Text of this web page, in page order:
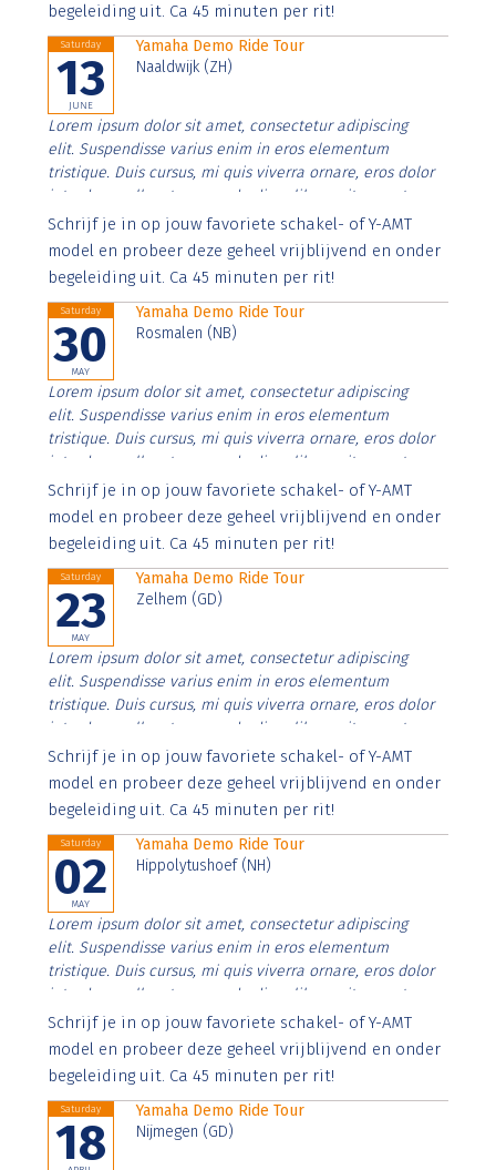
begeleiding uit. Ca 45 minuten per rit!
Saturday
13
JUNE
Yamaha Demo Ride Tour
Naaldwijk (ZH)
Lorem ipsum dolor sit amet, consectetur adipiscing
elit. Suspendisse varius enim in eros elementum
tristique. Duis cursus, mi quis viverra ornare, eros dolor
interdum nulla, ut commodo diam libero vitae erat.
Aenean faucibus nibh et justo cursus id rutrum lorem
imperdiet. Nunc ut sem vitae risus tristique posuere.
Schrijf je in op jouw favoriete schakel- of Y-AMT
model en probeer deze geheel vrijblijvend en onder
begeleiding uit. Ca 45 minuten per rit!
Saturday
30
MAY
Yamaha Demo Ride Tour
Rosmalen (NB)
Lorem ipsum dolor sit amet, consectetur adipiscing
elit. Suspendisse varius enim in eros elementum
tristique. Duis cursus, mi quis viverra ornare, eros dolor
interdum nulla, ut commodo diam libero vitae erat.
Aenean faucibus nibh et justo cursus id rutrum lorem
imperdiet. Nunc ut sem vitae risus tristique posuere.
Schrijf je in op jouw favoriete schakel- of Y-AMT
model en probeer deze geheel vrijblijvend en onder
begeleiding uit. Ca 45 minuten per rit!
Saturday
23
MAY
Yamaha Demo Ride Tour
Zelhem (GD)
Lorem ipsum dolor sit amet, consectetur adipiscing
elit. Suspendisse varius enim in eros elementum
tristique. Duis cursus, mi quis viverra ornare, eros dolor
interdum nulla, ut commodo diam libero vitae erat.
Aenean faucibus nibh et justo cursus id rutrum lorem
imperdiet. Nunc ut sem vitae risus tristique posuere.
Schrijf je in op jouw favoriete schakel- of Y-AMT
model en probeer deze geheel vrijblijvend en onder
begeleiding uit. Ca 45 minuten per rit!
Saturday
02
MAY
Yamaha Demo Ride Tour
Hippolytushoef (NH)
Lorem ipsum dolor sit amet, consectetur adipiscing
elit. Suspendisse varius enim in eros elementum
tristique. Duis cursus, mi quis viverra ornare, eros dolor
interdum nulla, ut commodo diam libero vitae erat.
Aenean faucibus nibh et justo cursus id rutrum lorem
imperdiet. Nunc ut sem vitae risus tristique posuere.
Schrijf je in op jouw favoriete schakel- of Y-AMT
model en probeer deze geheel vrijblijvend en onder
begeleiding uit. Ca 45 minuten per rit!
Saturday
18
Yamaha Demo Ride Tour
Nijmegen (GD)